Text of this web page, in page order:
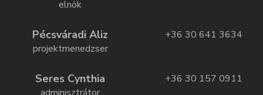
elnök
Pécsváradi Aliz
projektmenedzser
+36 30 641 3634
Seres Cynthia +36 30 157 0911